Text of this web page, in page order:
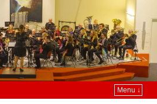
Menu ↓